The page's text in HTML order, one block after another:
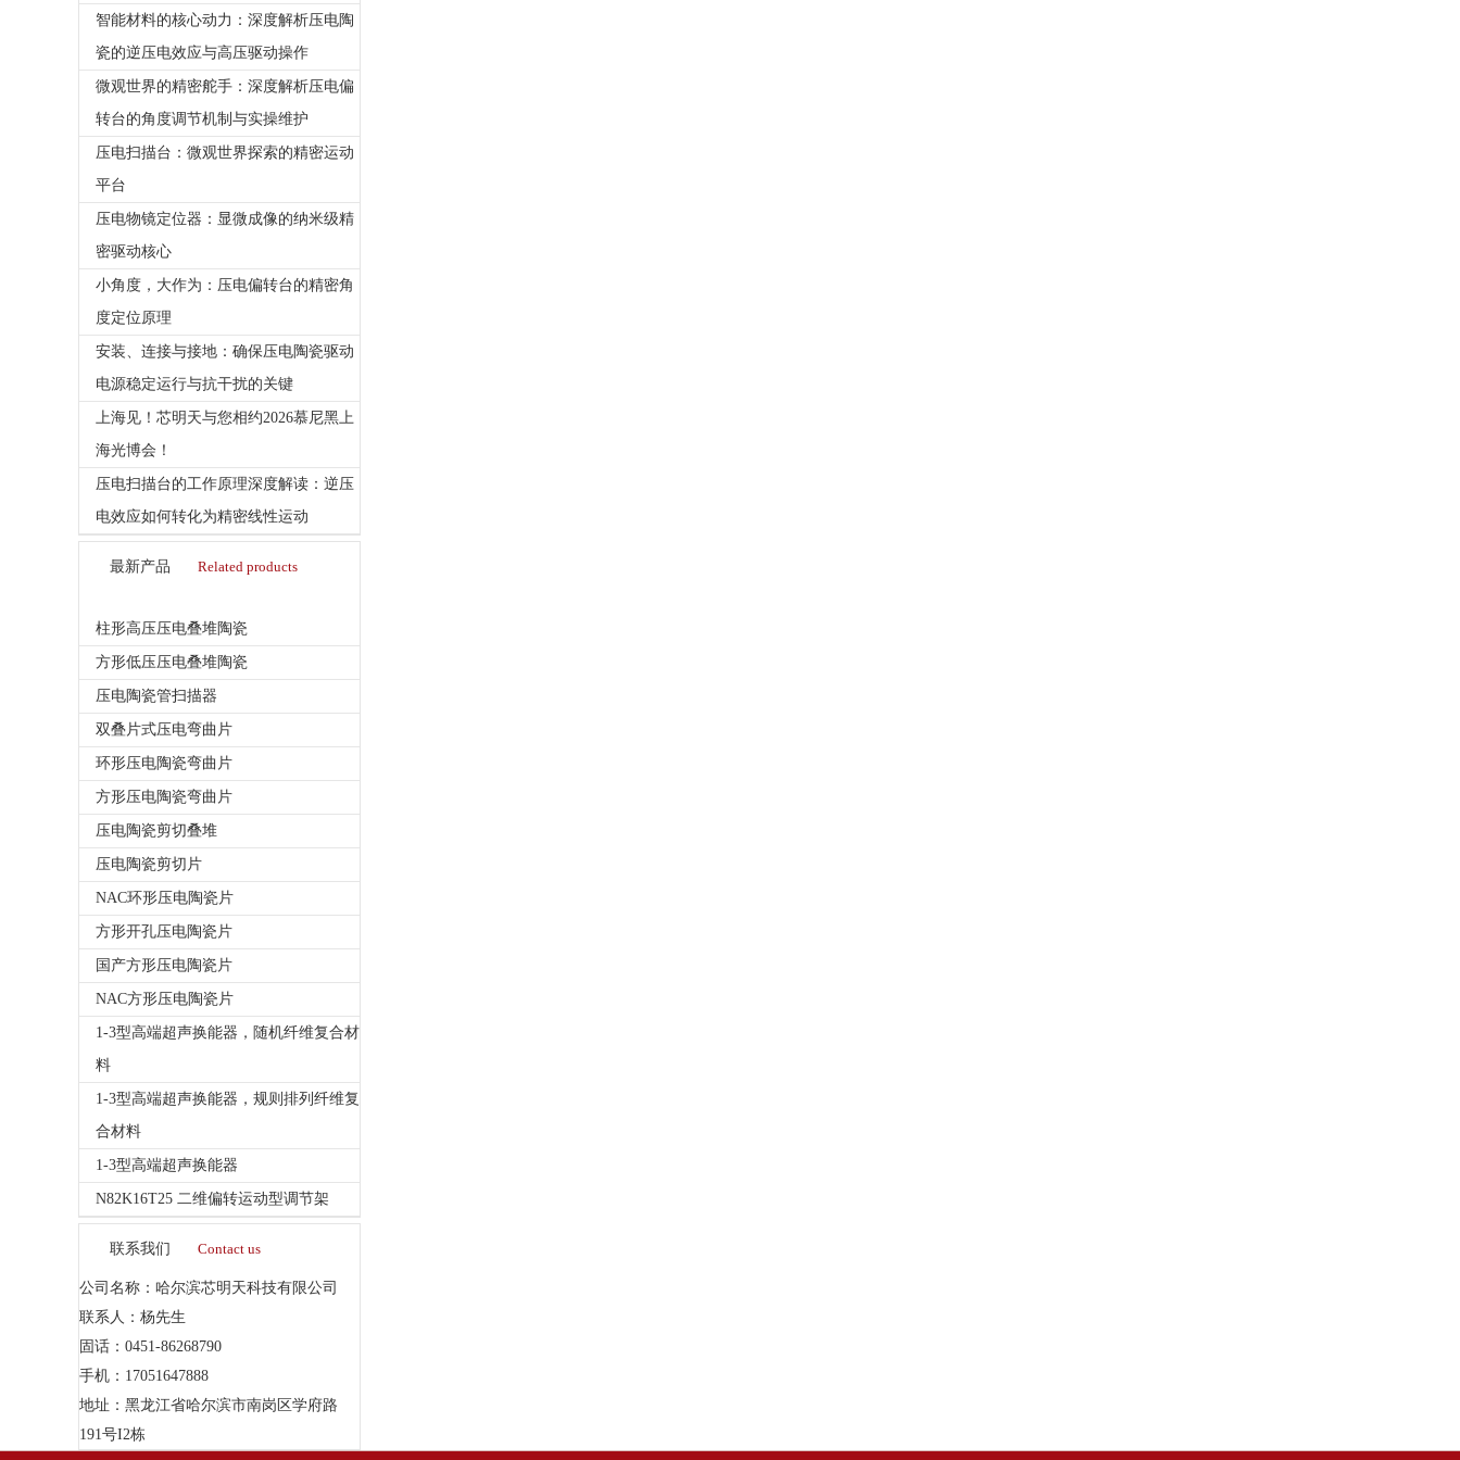
智能材料的核心动力：深度解析压电陶
瓷的逆压电效应与高压驱动操作
微观世界的精密舵手：深度解析压电偏
转台的角度调节机制与实操维护
压电扫描台：微观世界探索的精密运动
平台
压电物镜定位器：显微成像的纳米级精
密驱动核心
小角度，大作为：压电偏转台的精密角
度定位原理
安装、连接与接地：确保压电陶瓷驱动
电源稳定运行与抗干扰的关键
上海见！芯明天与您相约2026慕尼黑上
海光博会！
压电扫描台的工作原理深度解读：逆压
电效应如何转化为精密线性运动
最新产品 Related products
柱形高压压电叠堆陶瓷
方形低压压电叠堆陶瓷
压电陶瓷管扫描器
双叠片式压电弯曲片
环形压电陶瓷弯曲片
方形压电陶瓷弯曲片
压电陶瓷剪切叠堆
压电陶瓷剪切片
NAC环形压电陶瓷片
方形开孔压电陶瓷片
国产方形压电陶瓷片
NAC方形压电陶瓷片
1-3型高端超声换能器，随机纤维复合材
料
1-3型高端超声换能器，规则排列纤维复
合材料
1-3型高端超声换能器
N82K16T25 二维偏转运动型调节架
联系我们 Contact us
公司名称：哈尔滨芯明天科技有限公司
联系人：杨先生
固话：0451-86268790
手机：17051647888
地址：黑龙江省哈尔滨市南岗区学府路
191号I2栋